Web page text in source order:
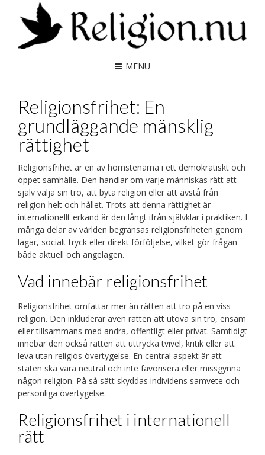
MENU
Religionsfrihet: En
grundläggande mänsklig
rättighet
Religionsfrihet är en av hörnstenarna i ett demokratiskt och
öppet samhälle. Den handlar om varje människas rätt att
själv välja sin tro, att byta religion eller att avstå från
religion helt och hållet. Trots att denna rättighet är
internationellt erkänd är den långt ifrån självklar i praktiken. I
många delar av världen begränsas religionsfriheten genom
lagar, socialt tryck eller direkt förföljelse, vilket gör frågan
både aktuell och angelägen.
Vad innebär religionsfrihet
Religionsfrihet omfattar mer än rätten att tro på en viss
religion. Den inkluderar även rätten att utöva sin tro, ensam
eller tillsammans med andra, offentligt eller privat. Samtidigt
innebär den också rätten att uttrycka tvivel, kritik eller att
leva utan religiös övertygelse. En central aspekt är att
staten ska vara neutral och inte favorisera eller missgynna
någon religion. På så sätt skyddas individens samvete och
personliga övertygelse.
Religionsfrihet i internationell
rätt